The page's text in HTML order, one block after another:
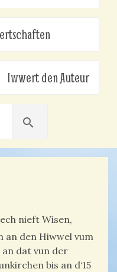
Iwwert den Auteur
search
nieft Wisen,
an den Hiwwel vum
dat vun der
bis an d‘15